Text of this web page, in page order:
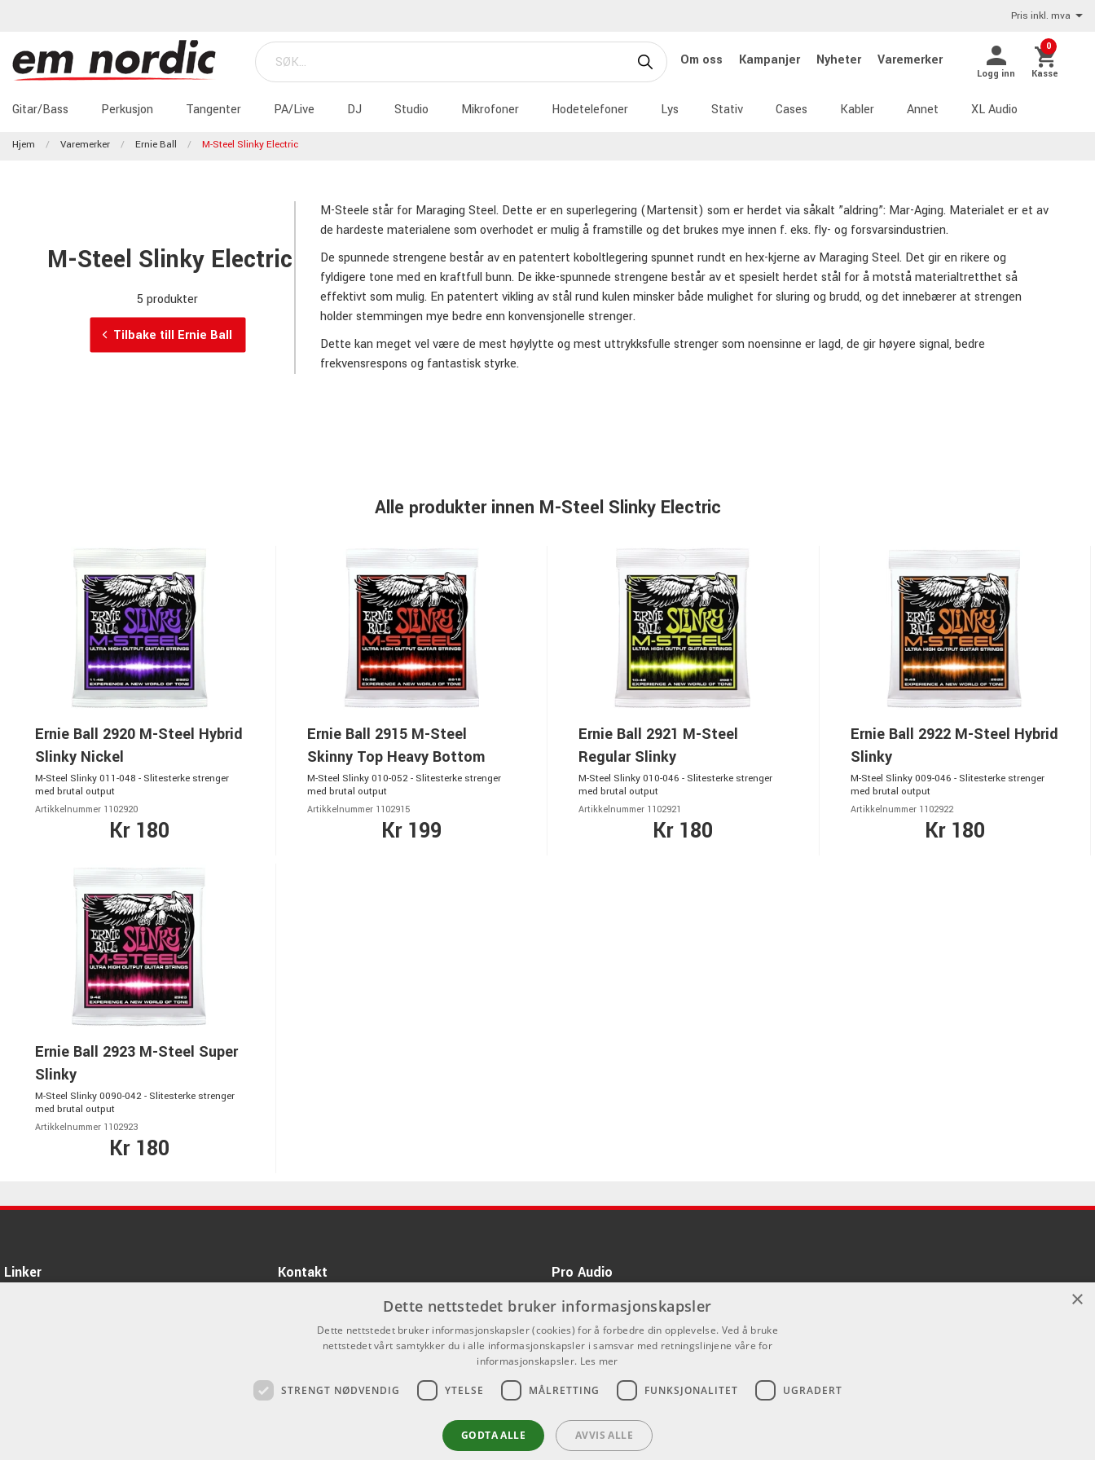
Pris inkl. mva
Om oss Kampanjer Nyheter Varemerker
Logg inn
0
Kasse
Gitar/Bass Perkusjon Tangenter PA/Live DJ Studio Mikrofoner Hodetelefoner Lys Stativ Cases Kabler Annet XL Audio
Hjem Varemerker Ernie Ball M-Steel Slinky Electric
M-Steel Slinky Electric
5 produkter
Tilbake till Ernie Ball
M-Steele står for Maraging Steel. Dette er en superlegering (Martensit) som er herdet via såkalt ”aldring”: Mar-Aging. Materialet er et av
de hardeste materialene som overhodet er mulig å framstille og det brukes mye innen f. eks. fly- og forsvarsindustrien.
De spunnede strengene består av en patentert koboltlegering spunnet rundt en hex-kjerne av Maraging Steel. Det gir en rikere og
fyldigere tone med en kraftfull bunn. De ikke-spunnede strengene består av et spesielt herdet stål for å motstå materialtretthet så
effektivt som mulig. En patentert vikling av stål rund kulen minsker både mulighet for sluring og brudd, og det innebærer at strengen
holder stemmingen mye bedre enn konvensjonelle strenger.
Dette kan meget vel være de mest høylytte og mest uttrykksfulle strenger som noensinne er lagd, de gir høyere signal, bedre
frekvensrespons og fantastisk styrke.
Alle produkter innen M-Steel Slinky Electric
Ernie Ball 2920 M-Steel Hybrid
Slinky Nickel
M-Steel Slinky 011-048 - Slitesterke strenger
med brutal output
Artikkelnummer 1102920
Kr 180
Ernie Ball 2915 M-Steel
Skinny Top Heavy Bottom
M-Steel Slinky 010-052 - Slitesterke strenger
med brutal output
Artikkelnummer 1102915
Kr 199
Ernie Ball 2921 M-Steel
Regular Slinky
M-Steel Slinky 010-046 - Slitesterke strenger
med brutal output
Artikkelnummer 1102921
Kr 180
Ernie Ball 2922 M-Steel Hybrid
Slinky
M-Steel Slinky 009-046 - Slitesterke strenger
med brutal output
Artikkelnummer 1102922
Kr 180
Ernie Ball 2923 M-Steel Super
Slinky
M-Steel Slinky 0090-042 - Slitesterke strenger
med brutal output
Artikkelnummer 1102923
Kr 180
Linker Kontakt
Som privatperson kan du ikke kjøpe på denne nettsiden,
info@emnordic.no
Pro Audio
×
Dette nettstedet bruker informasjonskapsler
Dette nettstedet bruker informasjonskapsler (cookies) for å forbedre din opplevelse. Ved å bruke
nettstedet vårt samtykker du i alle informasjonskapsler i samsvar med retningslinjene våre for
informasjonskapsler. Les mer
STRENGT NØDVENDIG YTELSE MÅLRETTING FUNKSJONALITET UGRADERT
GODTA ALLE AVVIS ALLE